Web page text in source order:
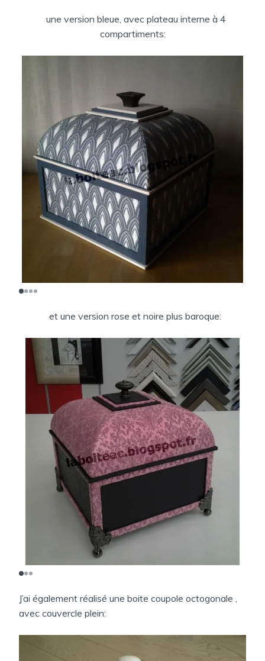
une version bleue, avec plateau interne à 4
compartiments:
et une version rose et noire plus baroque:
J’ai également réalisé une boite coupole octogonale ,
avec couvercle plein: